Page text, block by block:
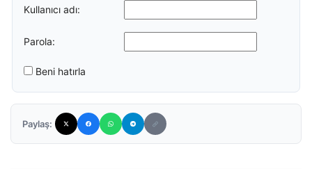
Kullanıcı adı:
Parola:
Beni hatırla
Paylaş: